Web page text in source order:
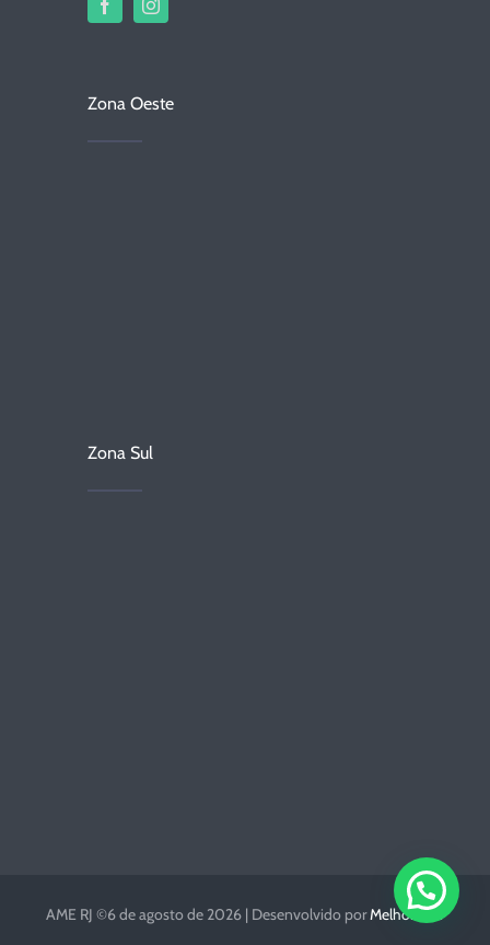
Zona Oeste
Zona Sul
AME RJ ©6 de agosto de 2026 | Desenvolvido porMelhorWeb